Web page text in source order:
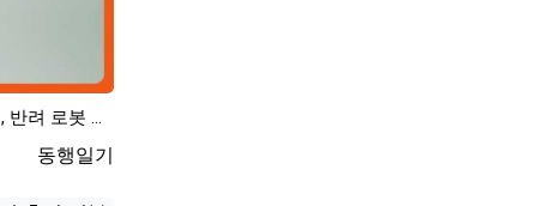
반려 로봇 키링 로봇 AI 로봇 정보, 반려 로봇 키링 로봇 사용법 기능 정보
등록자
동행일기